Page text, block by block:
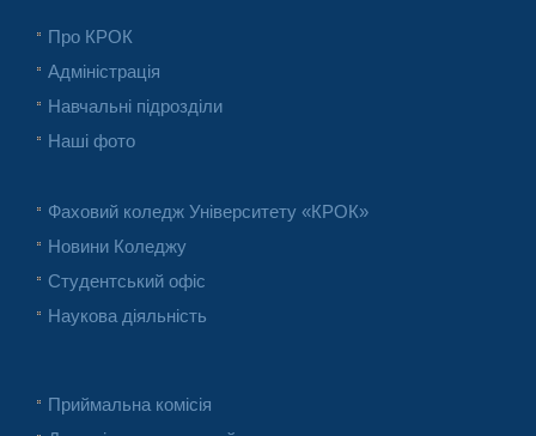
Про КРОК
Адміністрація
Навчальні підрозділи
Наші фото
Фаховий коледж Університету «КРОК»
Новини Коледжу
Студентський офіс
Наукова діяльність
Приймальна комісія